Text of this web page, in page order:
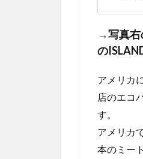
→写真右
の
アメリカ
店のエコ
す。
アメリカ
本のミー